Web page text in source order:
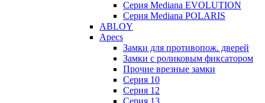
Серия Mediana EVOLUTION
Серия Mediana POLARIS
ABLOY
Apecs
Замки для противопож. дверей
Замки с роликовым фиксатором
Прочие врезные замки
Серия 10
Серия 12
Серия 13